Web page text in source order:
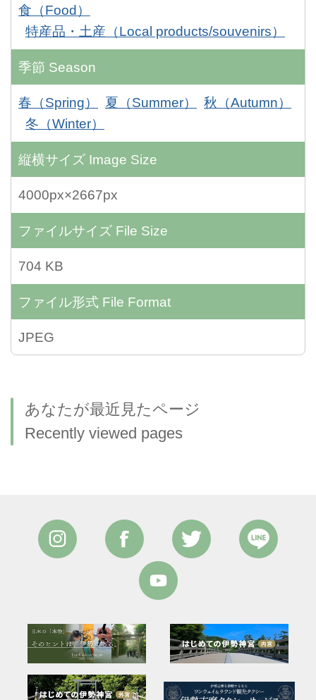
食（Food）
特産品・土産（Local products/souvenirs）
季節 Season
春（Spring） 夏（Summer）
秋（Autumn）
冬（Winter）
縦横サイズ Image Size
4000px×2667px
ファイルサイズ File Size
704 KB
ファイル形式 File Format
JPEG
あなたが最近見たページ
Recently viewed pages